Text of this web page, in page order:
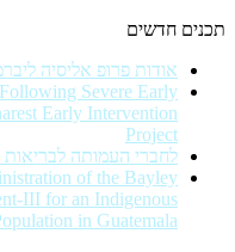
תכנים חדשים
אודות פרופ אליסיה
Severe Early
Early Intervention
Project
לחברי העמותה
of the Bayley
III for an Indigenous
in Guatemala